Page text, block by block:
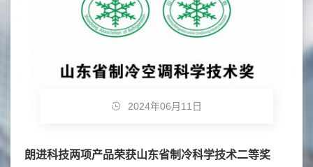
2024年06月11日
朗进科技两项产品荣获山东省制冷科学技术二等奖